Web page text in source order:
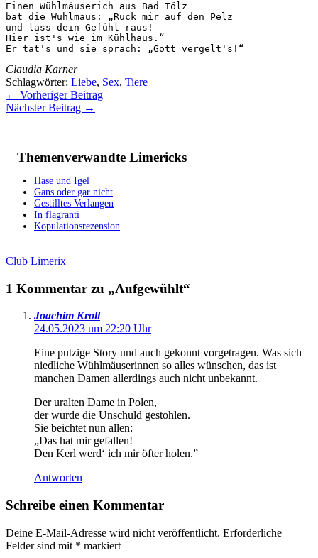
Einen Wühlmäuserich aus Bad Tölz
bat die Wühlmaus: „Rück mir auf den Pelz
und lass dein Gefühl raus!
Hier ist's wie im Kühlhaus.“
Er tat's und sie sprach: „Gott vergelt's!“
Claudia Karner
Schlagwörter: Liebe, Sex, Tiere
← Vorheriger Beitrag
Nächster Beitrag →
Themenverwandte Limericks
Hase und Igel
Gans oder gar nicht
Gestilltes Verlangen
In flagranti
Kopulationsrezension
Club Limerix
1 Kommentar zu „Aufgewühlt“
Joachim Kroll
24.05.2023 um 22:20 Uhr
Eine putzige Story und auch gekonnt vorgetragen. Was sich
niedliche Wühlmäuserinnen so alles wünschen, das ist
manchen Damen allerdings auch nicht unbekannt.
Der uralten Dame in Polen,
der wurde die Unschuld gestohlen.
Sie beichtet nun allen:
„Das hat mir gefallen!
Den Kerl werd‘ ich mir öfter holen.”
Antworten
Schreibe einen Kommentar
Deine E-Mail-Adresse wird nicht veröffentlicht. Erforderliche
Felder sind mit * markiert